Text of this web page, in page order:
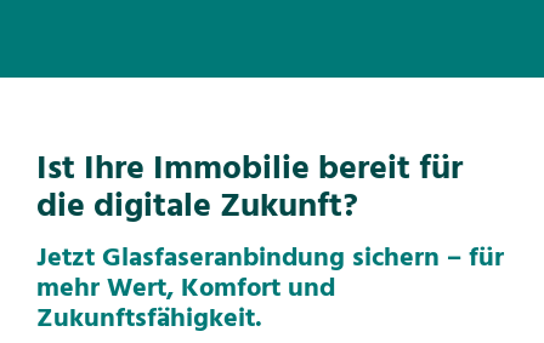
Ist Ihre Immobilie bereit für
die digitale Zukunft?
Jetzt Glasfaseranbindung sichern – für
mehr Wert, Komfort und
Zukunftsfähigkeit.